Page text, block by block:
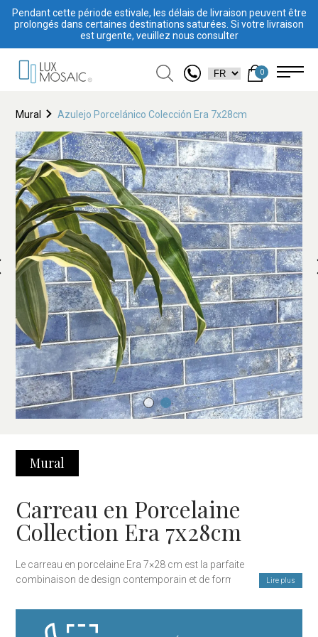
Pendant cette période estivale, les délais de livraison peuvent être
prolongés dans certaines destinations saturées. Si votre livraison
est urgente, veuillez nous consulter
0
Mural Azulejo Porcelánico Colección Era 7x28cm
Mural
Carreau en Porcelaine
Collection Era 7x28cm
Le carreau en porcelaine Era 7×28 cm est la parfaite
combinaison de design contemporain et de format raffiné. Avec
polyvalente et élégante pour le revêtement mural dans les
cuisines, salles de bains ou tout espace intérieur recherchant
Lire plus